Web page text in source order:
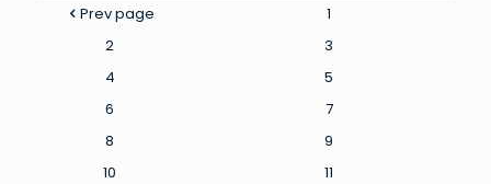
Prev page
1
2
3
4
5
6
7
8
9
10
11